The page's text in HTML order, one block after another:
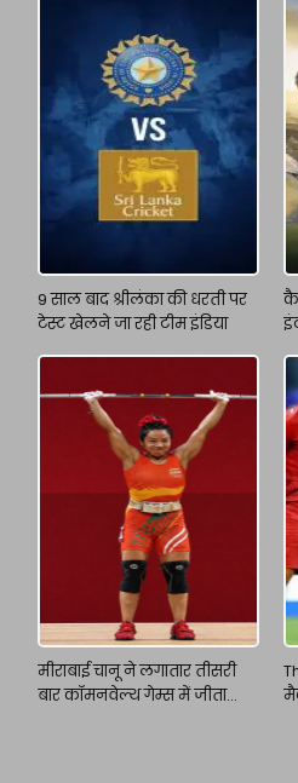
9 साल बाद श्रीलंका की धरती पर
टेस्ट खेलने जा रही टीम इंडिया
मीराबाई चानू ने लगातार तीसरी
बार कॉमनवेल्थ गेम्स में जीता